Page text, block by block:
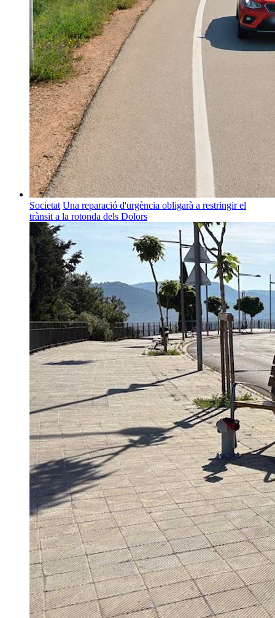
Societat Una reparació d'urgència obligarà a restringir el
trànsit a la rotonda dels Dolors